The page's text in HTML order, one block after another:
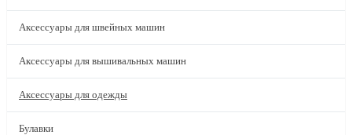
Аксессуары для швейных машин
Аксессуары для вышивальных машин
Аксессуары для одежды
Булавки